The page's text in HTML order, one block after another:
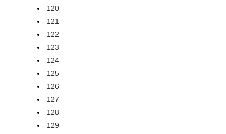
120
121
122
123
124
125
126
127
128
129